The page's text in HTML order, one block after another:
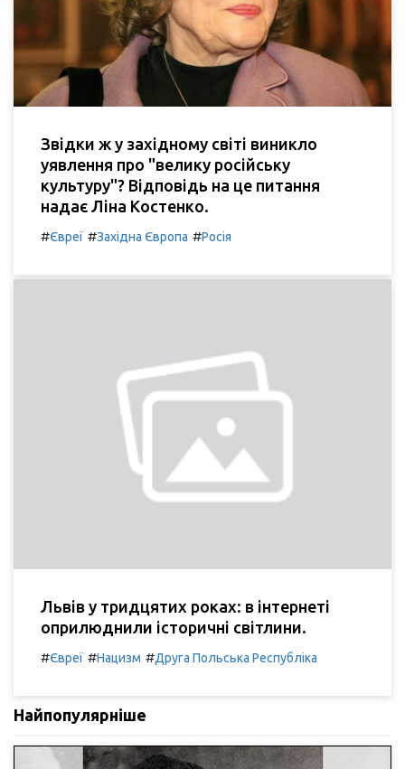
Звідки ж у західному світі виникло
уявлення про "велику російську
культуру"? Відповідь на це питання
надає Ліна Костенко.
#Євреї #Західна Європа #Росія
Львів у тридцятих роках: в інтернеті
оприлюднили історичні світлини.
#Євреї #Нацизм #Друга Польська Республіка
Найпопулярніше